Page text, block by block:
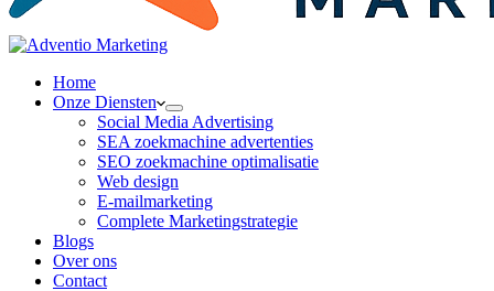
Home
Onze Diensten
Social Media Advertising
SEA zoekmachine advertenties
SEO zoekmachine optimalisatie
Web design
E-mailmarketing
Complete Marketingstrategie
Blogs
Over ons
Contact